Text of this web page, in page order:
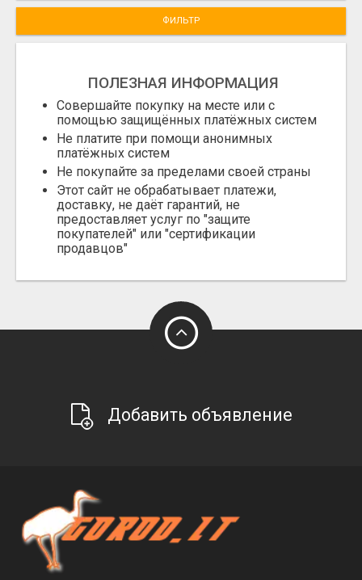
ФИЛЬТР
ПОЛЕЗНАЯ ИНФОРМАЦИЯ
Совершайте покупку на месте или с
помощью защищённых платёжных систем
Не платите при помощи анонимных
платёжных систем
Не покупайте за пределами своей страны
Этот сайт не обрабатывает платежи,
доставку, не даёт гарантий, не
предоставляет услуг по "защите
покупателей" или "сертификации
продавцов"
Добавить объявление